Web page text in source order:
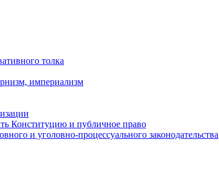
толка
империализм
Конституцию и публичное право
и уголовно-процессуального законодательства